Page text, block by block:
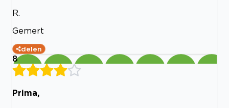
R.
Gemert
delen
8
Prima,